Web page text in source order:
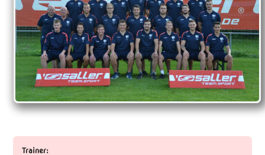
Trainer: